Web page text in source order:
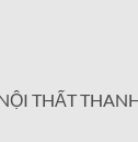
THẤT